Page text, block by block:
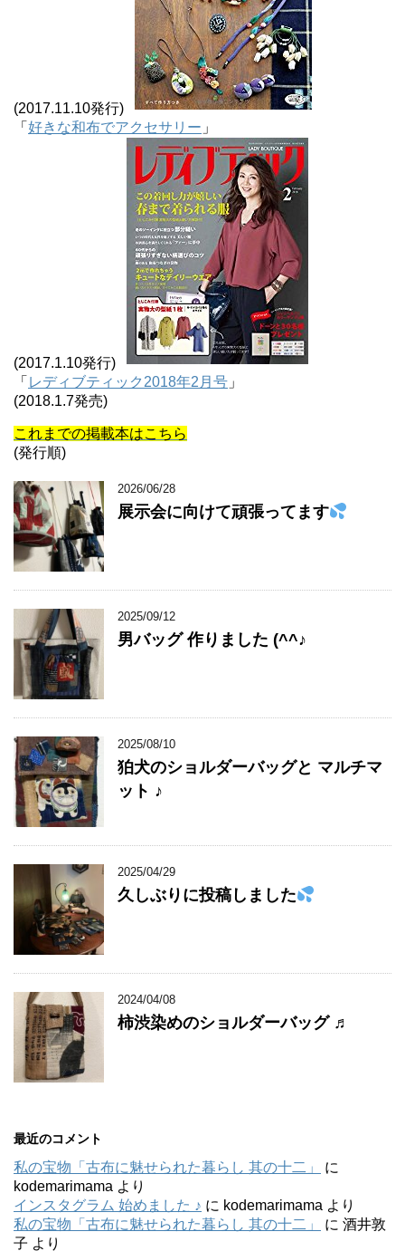
(2017.11.10発行)
「 好きな和布でアクセサリー 」
(2017.1.10発行)
「 レディブティック2018年2月号 」
(2018.1.7発売)
これまでの掲載本はこちら
(発行順)
2026/06/28
展示会に向けて頑張ってます
2025/09/12
男バッグ 作りました (^^♪
2025/08/10
狛犬のショルダーバッグと マルチマ
ット ♪
2025/04/29
久しぶりに投稿しました
2024/04/08
柿渋染めのショルダーバッグ ♬
最近のコメント
私の宝物「古布に魅せられた暮らし 其の十二」
に
kodemarimama より
インスタグラム 始めました ♪ に kodemarimama より
私の宝物「古布に魅せられた暮らし 其の十二」
に 酒井敦
子 より